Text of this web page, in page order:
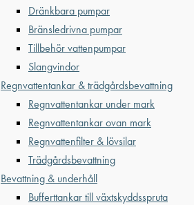
Dränkbara pumpar
Bränsledrivna pumpar
Tillbehör vattenpumpar
Slangvindor
Regnvattentankar & trädgårdsbevattning
Regnvattentankar under mark
Regnvattentankar ovan mark
Regnvattenfilter & lövsilar
Trädgårdsbevattning
Bevattning & underhåll
Bufferttankar till växtskyddsspruta